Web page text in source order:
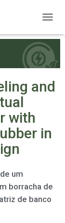
L
E
R
R
and
with
in
um
borracha de
de banco